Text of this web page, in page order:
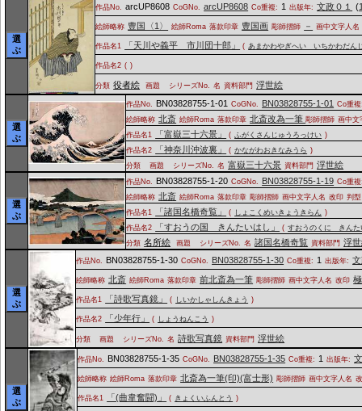
選
ぶ
作品No. arcUP8608 CoGNo. arcUP8608 Co重複: 1 出版年: 文政０１ (
絵師略称 豊国〈1〉 絵師Roma 落款印章 豊国画 彫師摺師 － 画中文字人名
作品名1 「天川や義平 市川団十郎」 ( あまかわやぎへい いちかわだん
作品名2 ( )
分類 役者絵 画題 シリーズNo. 名 資料部門 浮世絵
選
ぶ
作品No. BN03828755-1-01 CoGNo. BN03828755-1-01
Co重
絵師略称 北斎 絵師Roma 落款印章 北斎改為一筆彫師摺師 画中文
作品名1
「富嶽三十六景」 ( ふがくさんじゅうろっけい )
作品名2
「神奈川沖波裏」 ( かながわおきなみうら )
分類
画題 シリーズNo. 名 富嶽三十六景 資料部門 浮世絵
選
ぶ
作品No. BN03828755-1-20 CoGNo. BN03828755-1-19 Co重
絵師略称 北斎 絵師Roma 落款印章 彫師摺師 画中文字人名 改印 判型
作品名1
「諸国名橋奇覧」 ( しょこくめいきょうきらん
)
作品名2
「すおうの国 きんたいはし」 ( すおうのくに きんた
分類 名所絵 画題 シリーズNo. 名 諸国名橋奇覧 資料部門 浮
選
ぶ
作品No. BN03828755-1-30 CoGNo. BN03828755-1-30 Co重複: 1 出版年:
絵師略称 北斎 絵師Roma 落款印章 前北斎為一筆 彫師摺師 画中文字人名 改印 極
作品名1 「詩歌写真鏡」 ( しいかしゃしんきょう )
作品名2 「少年行」 ( しょうねんこう )
分類 画題 シリーズNo. 名 詩歌写真鏡 資料部門 浮世絵
選
ぶ
作品No. BN03828755-1-35 CoGNo. BN03828755-1-35 Co重複: 1 出版年:
絵師略称 絵師Roma 落款印章 北斎為一筆(印)(富士形) 彫師摺師 画中文字人名
作品名1 「(曲韋奮闘)」 ( きょくいふんとう )